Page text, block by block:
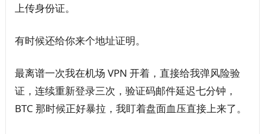
上传身份证。
有时候还给你来个地址证明。
最离谱一次我在机场 VPN 开着，直接给我弹风险验
证，连续重新登录三次，验证码邮件延迟七分钟，
BTC 那时候正好暴拉，我盯着盘面血压直接上来了。